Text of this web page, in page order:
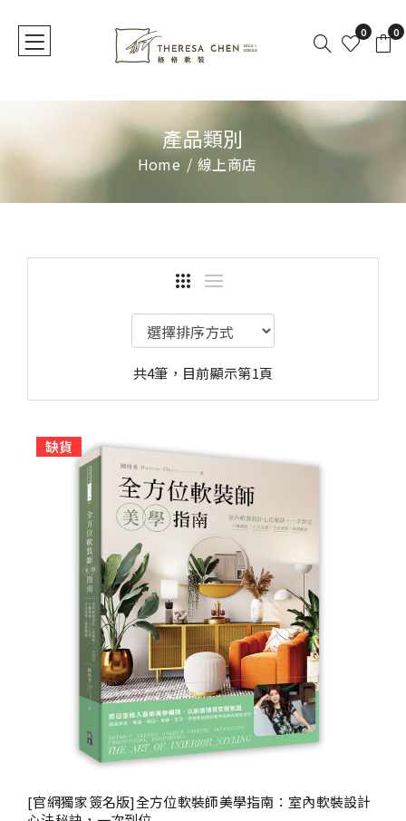
0 0
產品類別
Home 線上商店
共4筆，目前顯示第1頁
缺貨
[官網獨家簽名版]全方位軟裝師美學指南：室內軟裝設計